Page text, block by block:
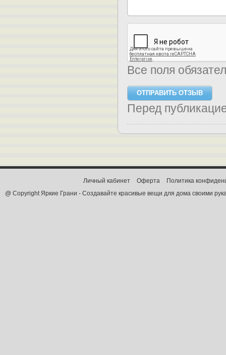
Все поля
Перед
@ Copyright Яркие Грани - Создавайте красивые вещи для дома своими
Личный кабинет Оферта Политика